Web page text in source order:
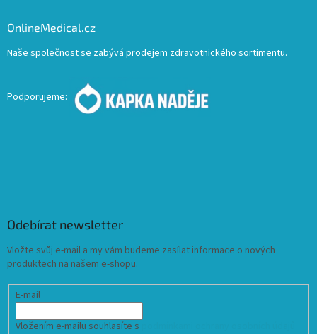
OnlineMedical.cz
Naše společnost se zabývá prodejem zdravotnického sortimentu.
Podporujeme:
Odebírat newsletter
Vložte svůj e-mail a my vám budeme zasílat informace o nových
produktech na našem e-shopu.
E-mail
Vložením e-mailu souhlasíte s